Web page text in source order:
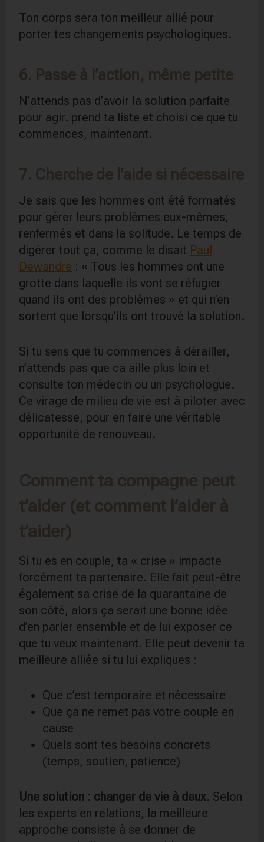
Ton corps sera ton meilleur allié pour
porter tes changements psychologiques.
6. Passe à l’action, même petite
N’attends pas d’avoir la solution parfaite
pour agir. prend ta liste et choisi ce que tu
commences, maintenant.
7. Cherche de l’aide si nécessaire
Je sais que les hommes ont été formatés
pour gérer leurs problèmes eux-mêmes,
renfermés et dans la solitude. Le temps de
digérer tout ça, comme le disait Paul
Dewandre : « Tous les hommes ont une
grotte dans laquelle ils vont se réfugier
quand ils ont des problèmes » et qui n’en
sortent que lorsqu’ils ont trouvé la solution.
Si tu sens que tu commences à dérailler,
n’attends pas que ca aille plus loin et
consulte ton médecin ou un psychologue.
Ce virage de milieu de vie est à piloter avec
délicatesse, pour en faire une véritable
opportunité de renouveau.
Comment ta compagne peut
t’aider (et comment l’aider à
t’aider)
Si tu es en couple, ta « crise » impacte
forcément ta partenaire. Elle fait peut-être
également sa crise de la quarantaine de
son côté, alors ça serait une bonne idée
d’en parler ensemble et de lui exposer ce
que tu veux maintenant. Elle peut devenir ta
meilleure alliée si tu lui expliques :
Que c’est temporaire et nécessaire
Que ça ne remet pas votre couple en
cause
Quels sont tes besoins concrets
(temps, soutien, patience)
Une solution : changer de vie à deux. Selon
les experts en relations, la meilleure
approche consiste à se donner de